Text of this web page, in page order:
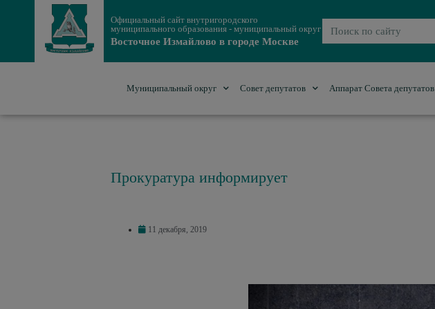
Официальный сайт внутригородского
муниципального образования - муниципальный округ
Восточное Измайлово в городе Москве
Муниципальный округ Совет депутатов Аппарат Совета депутатов
Прокуратура информирует
11 декабря, 2019